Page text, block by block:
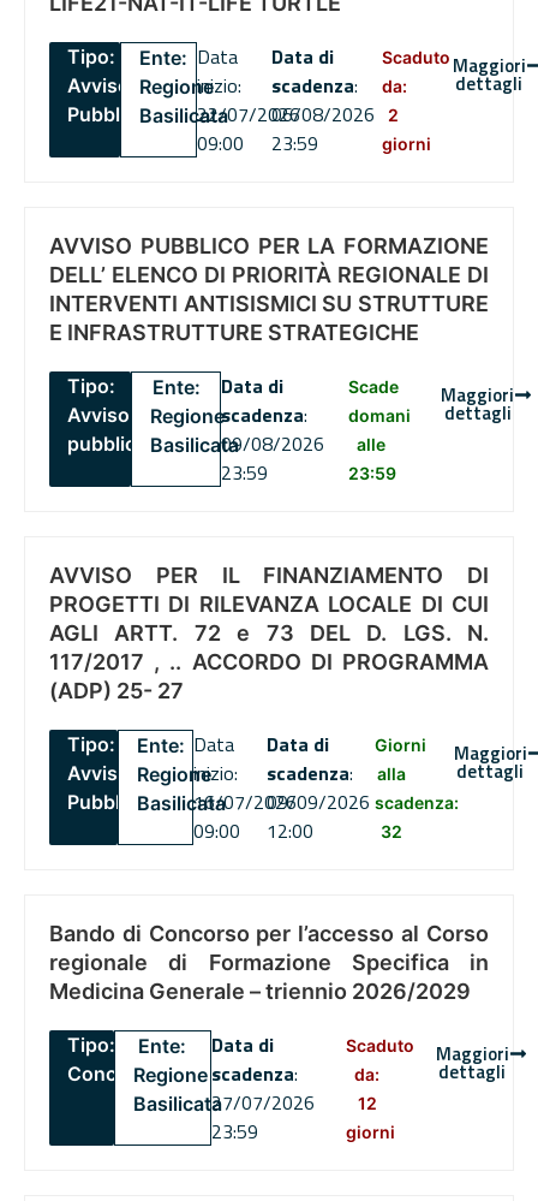
Tipo:
Avviso
Pubblico
Ente:
Regione
Basilicata
Data
inizio:
22/07/2026
09:00
Data di
scadenza:
06/08/2026
23:59
Scaduto
da:
2
giorni
Maggiori
dettagli
AVVISO PUBBLICO PER LA FORMAZIONE
DELL’ ELENCO DI PRIORITÀ REGIONALE DI
INTERVENTI ANTISISMICI SU STRUTTURE
E INFRASTRUTTURE STRATEGICHE
Tipo:
Avviso
pubblico
Ente:
Regione
Basilicata
Data di
scadenza:
09/08/2026
23:59
Scade
domani
alle
23:59
Maggiori
dettagli
AVVISO PER IL FINANZIAMENTO DI
PROGETTI DI RILEVANZA LOCALE DI CUI
AGLI ARTT. 72 e 73 DEL D. LGS. N.
117/2017 , .. ACCORDO DI PROGRAMMA
(ADP) 25- 27
Tipo:
Avviso
Pubblico
Ente:
Regione
Basilicata
Data
inizio:
16/07/2026
09:00
Data di
scadenza:
09/09/2026
12:00
Giorni
alla
scadenza:
32
Maggiori
dettagli
Bando di Concorso per l’accesso al Corso
regionale di Formazione Specifica in
Medicina Generale – triennio 2026/2029
Tipo:
Concorsi
Ente:
Regione
Basilicata
Data di
scadenza:
27/07/2026
23:59
Scaduto
da:
12
giorni
Maggiori
dettagli